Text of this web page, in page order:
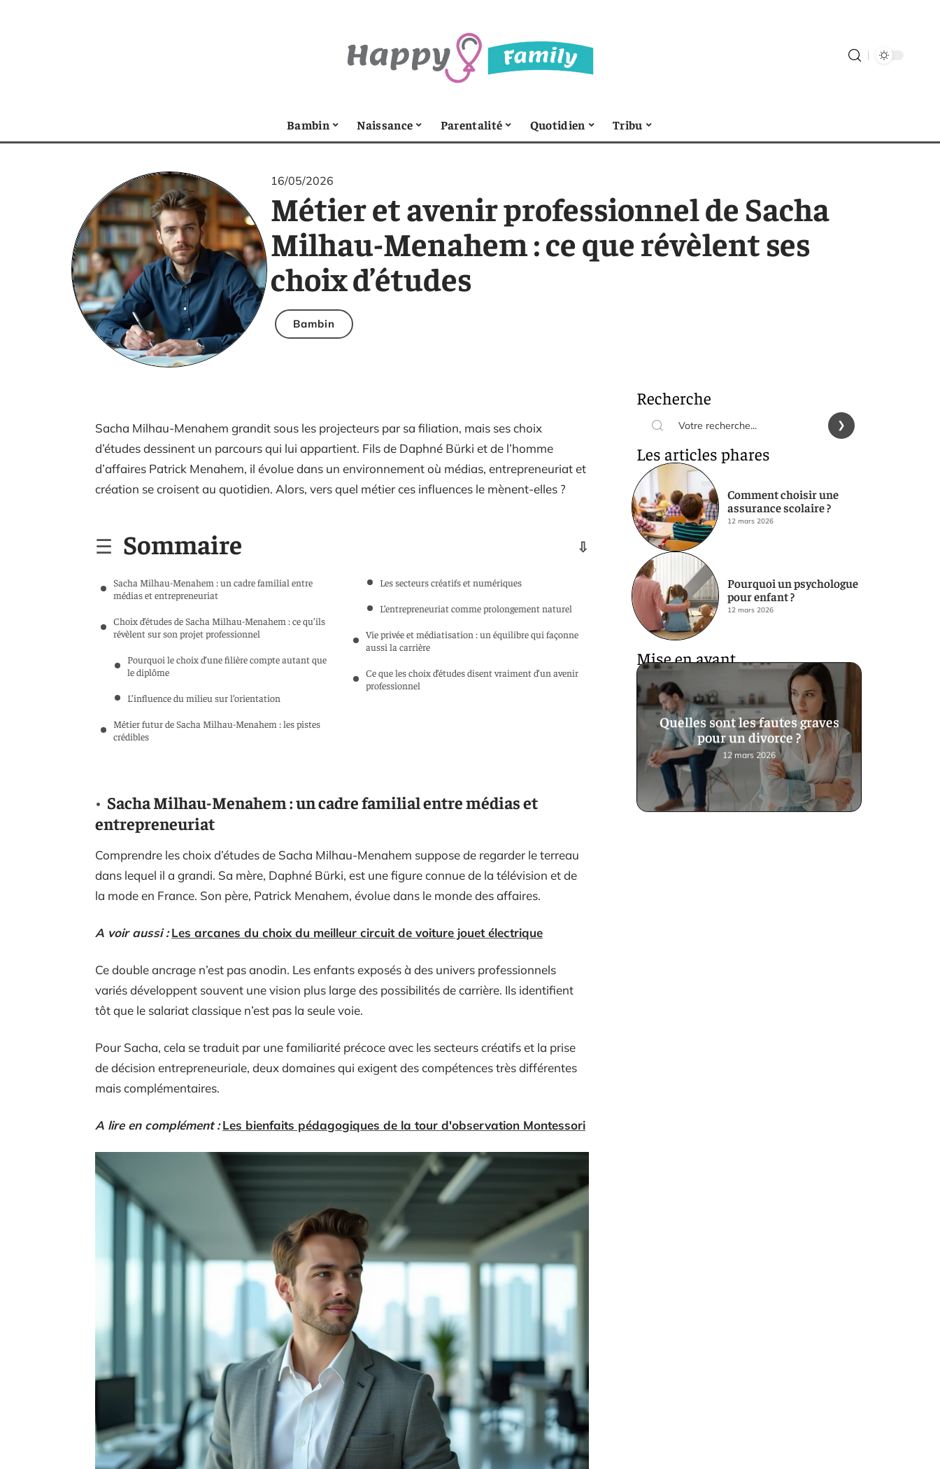
Bambin Naissance Parentalité Quotidien Tribu
16/05/2026
Métier et avenir professionnel de Sacha
Milhau-Menahem : ce que révèlent ses
choix d’études
Bambin
Sacha Milhau-Menahem grandit sous les projecteurs par sa filiation, mais ses choix
d’études dessinent un parcours qui lui appartient. Fils de Daphné Bürki et de l’homme
d’affaires Patrick Menahem, il évolue dans un environnement où médias, entrepreneuriat et
création se croisent au quotidien. Alors, vers quel métier ces influences le mènent-elles ?
Sommaire
Sacha Milhau-Menahem : un cadre familial entre
médias et entrepreneuriat
Choix d’études de Sacha Milhau-Menahem : ce qu’ils
révèlent sur son projet professionnel
Pourquoi le choix d’une filière compte autant que
le diplôme
L’influence du milieu sur l’orientation
Métier futur de Sacha Milhau-Menahem : les pistes
crédibles
Les secteurs créatifs et numériques
L’entrepreneuriat comme prolongement naturel
Vie privée et médiatisation : un équilibre qui façonne
aussi la carrière
Ce que les choix d’études disent vraiment d’un avenir
professionnel
Sacha Milhau-Menahem : un cadre familial entre médias et
entrepreneuriat
Comprendre les choix d’études de Sacha Milhau-Menahem suppose de regarder le terreau
dans lequel il a grandi. Sa mère, Daphné Bürki, est une figure connue de la télévision et de
la mode en France. Son père, Patrick Menahem, évolue dans le monde des affaires.
A voir aussi : Les arcanes du choix du meilleur circuit de voiture jouet électrique
Ce double ancrage n’est pas anodin. Les enfants exposés à des univers professionnels
variés développent souvent une vision plus large des possibilités de carrière. Ils identifient
tôt que le salariat classique n’est pas la seule voie.
Pour Sacha, cela se traduit par une familiarité précoce avec les secteurs créatifs et la prise
de décision entrepreneuriale, deux domaines qui exigent des compétences très différentes
mais complémentaires.
A lire en complément : Les bienfaits pédagogiques de la tour d'observation Montessori
Recherche
Les articles phares
Comment choisir une
assurance scolaire ?
12 mars 2026
Pourquoi un psychologue
pour enfant ?
12 mars 2026
Mise en avant
Quelles sont les fautes graves
pour un divorce ?
12 mars 2026